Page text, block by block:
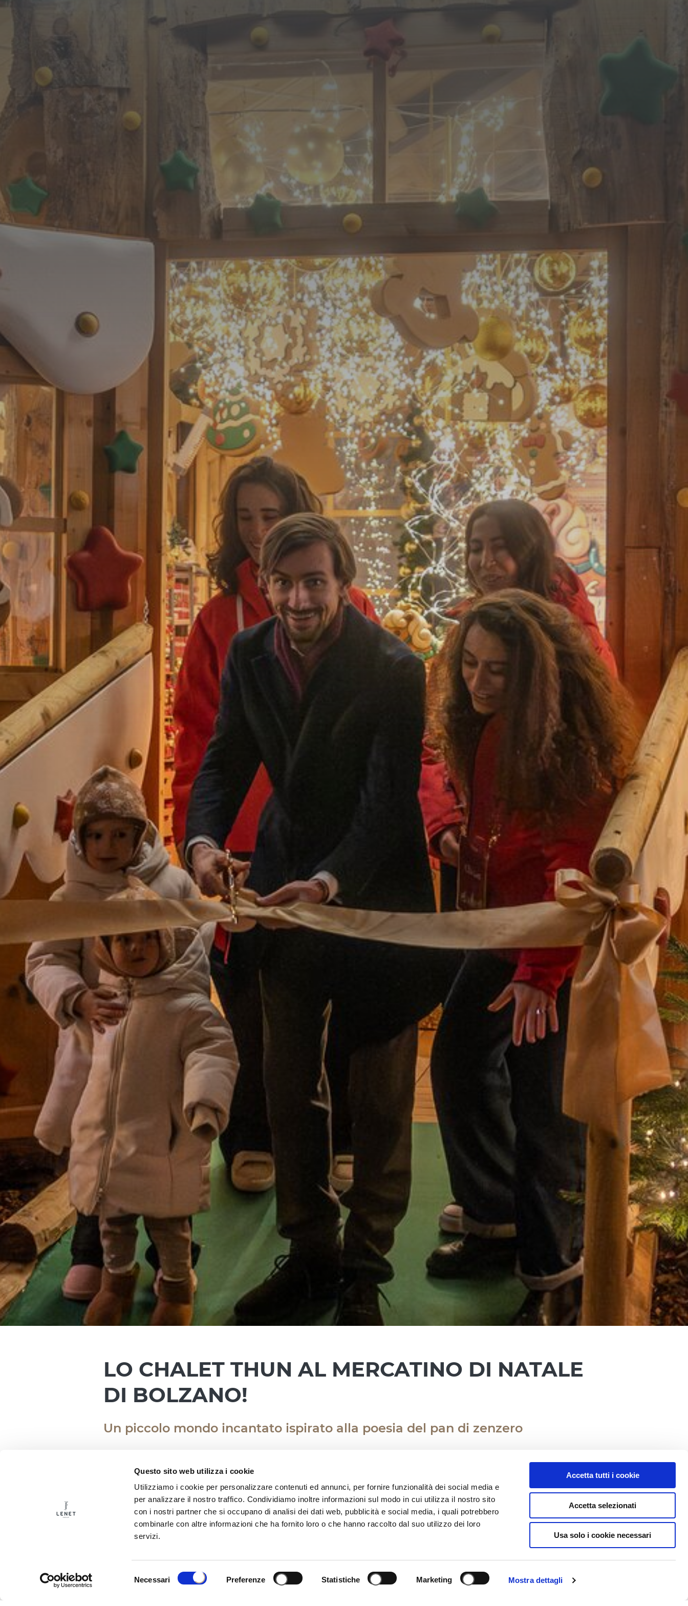
Questo sito web utilizza i cookie
Utilizziamo i cookie per personalizzare contenuti ed annunci, per fornire funzionalità dei social media e
per analizzare il nostro traffico. Condividiamo inoltre informazioni sul modo in cui utilizza il nostro sito
con i nostri partner che si occupano di analisi dei dati web, pubblicità e social media, i quali potrebbero
combinarle con altre informazioni che ha fornito loro o che hanno raccolto dal suo utilizzo dei loro
servizi.
Necessari Preferenze Statistiche Marketing Mostra dettagli
Accetta tutti i cookie
Accetta selezionati
Usa solo i cookie necessari
LO CHALET THUN AL MERCATINO DI NATALE
DI BOLZANO!
Un piccolo mondo incantato ispirato alla poesia del pan di zenzero
Tra le luci del Mercatino di Natale di Bolzano, anche quest’anno, vi accoglie il nostro Chalet, un
piccolo mondo incantato ispirato alla dolce poesia del pan di zenzero, il Lebkuchen dell’Alto Adige.
Nasce così THUNLAND, un luogo dove ogni dettaglio racconta il lavoro di mani sapienti e
l’evoluzione di un brand che resta fedele ai suoi valori: creatività, qualità e tradizione. Un rifugio
Vi aspettiamo per vivere insieme la meraviglia di questo Natale!